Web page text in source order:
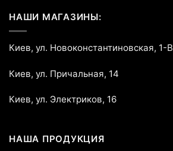
НАШИ МАГАЗИНЫ:
Киев, ул. Новоконстантиновская, 1-В
Киев, ул. Причальная, 14
Киев, ул. Электриков, 16
НАША ПРОДУКЦИЯ